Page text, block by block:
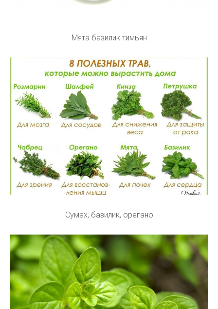
Мята базилик тимьян
Сумах, базилик, орегано